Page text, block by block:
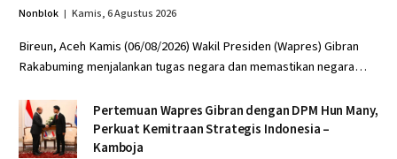
Nonblok Kamis, 6 Agustus 2026
Bireun, Aceh Kamis (06/08/2026) Wakil Presiden (Wapres) Gibran
Rakabuming menjalankan tugas negara dan memastikan negara…
Pertemuan Wapres Gibran dengan DPM Hun Many,
Perkuat Kemitraan Strategis Indonesia –
Kamboja